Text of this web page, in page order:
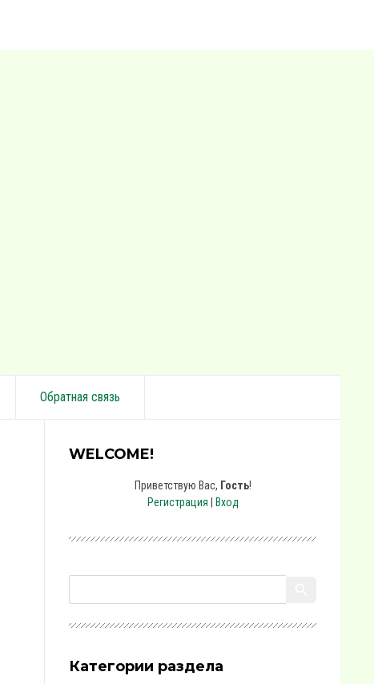
Обратная связь
WELCOME!
Приветствую Вас, Гость!
Регистрация
Вход
Категории раздела